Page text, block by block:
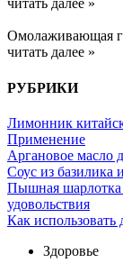
читать далее »
Омолаживающая
читать далее »
РУБРИКИ
Лимонник
Применение
Аргановое масло
Соус из базилика
Пышная шарлотка
удовольствия
Как использовать
Здоровье